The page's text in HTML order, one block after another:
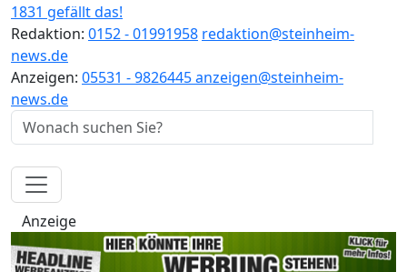
1831 gefällt das!
Redaktion: 0152 - 01991958 redaktion@steinheim-
news.de
Anzeigen: 05531 - 9826445anzeigen@steinheim-
news.de
Anzeige